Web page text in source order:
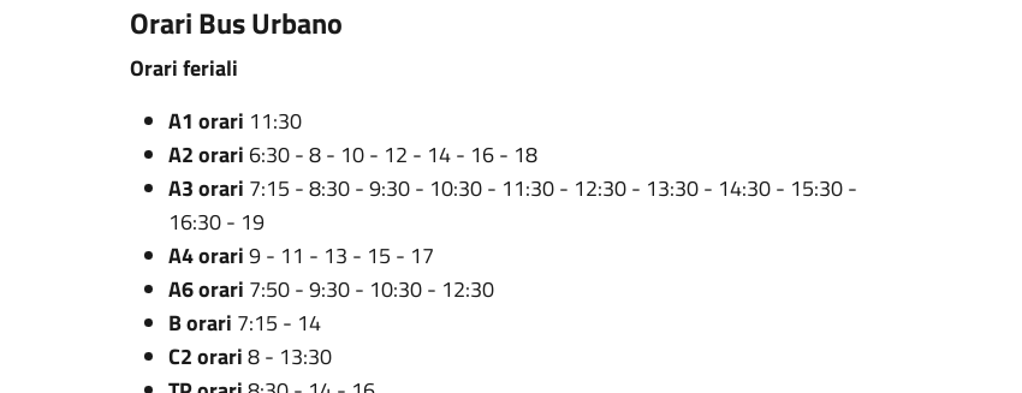
Orari Bus Urbano
Orari feriali
A1 orari 11:30
A2 orari 6:30 - 8 - 10 - 12 - 14 - 16 - 18
A3 orari 7:15 - 8:30 - 9:30 - 10:30 - 11:30 - 12:30 - 13:30 - 14:30 - 15:30 -
16:30 - 19
A4 orari9 - 11 - 13 - 15 - 17
A6 orari 7:50 - 9:30 - 10:30 - 12:30
B orari 7:15 - 14
C2 orari8 - 13:30